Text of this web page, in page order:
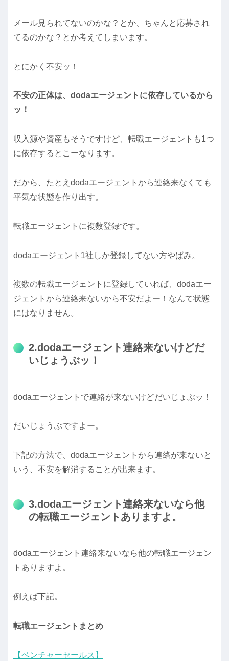
メール見られてないのかな？とか、ちゃんと応募され
てるのかな？とか考えてしまいます。
とにかく不安ッ！
不安の正体は、dodaエージェントに依存しているから
ッ！
収入源や資産もそうですけど、転職エージェントも1つ
に依存するとこーなります。
だから、たとえdodaエージェントから連絡来なくても
平気な状態を作り出す。
転職エージェントに複数登録です。
dodaエージェント1社しか登録してない方やばみ。
複数の転職エージェントに登録していれば、dodaエー
ジェントから連絡来ないから不安だよー！なんて状態
にはなりません。
2.dodaエージェント連絡来ないけどだ
いじょうぶッ！
dodaエージェントで連絡が来ないけどだいじょぶッ！
だいじょうぶですよー。
下記の方法で、dodaエージェントから連絡が来ないと
いう、不安を解消することが出来ます。
3.dodaエージェント連絡来ないなら他
の転職エージェントありますよ。
dodaエージェント連絡来ないなら他の転職エージェン
トありますよ。
例えば下記。
転職エージェント まとめ
【ベンチャーセールス】